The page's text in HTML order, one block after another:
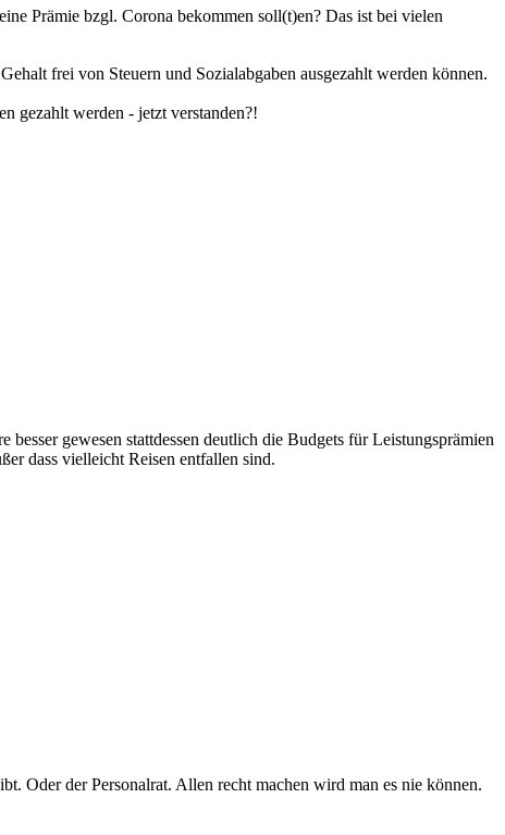
Prämie bzgl. Corona bekommen soll(t)en? Das ist bei vielen
frei von Steuern und Sozialabgaben ausgezahlt werden können.
gezahlt werden - jetzt verstanden?!
gewesen stattdessen deutlich die Budgets für Leistungsprämien
dass vielleicht Reisen entfallen sind.
Oder der Personalrat. Allen recht machen wird man es nie können.